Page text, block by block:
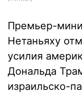
Премьер-
Нетаньяху
усилия
Дональда
израильско-